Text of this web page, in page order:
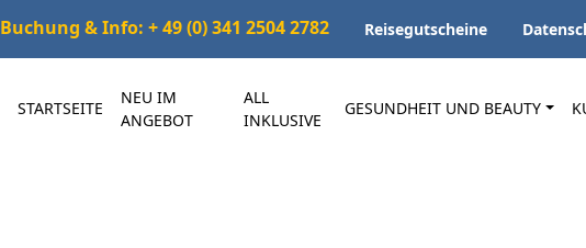
Buchung & Info: + 49 (0) 341 2504 2782 Reisegutscheine
STARTSEITE
NEU IM
ANGEBOT
ALL
INKLUSIVE
GESUNDHEIT UND BEAUTY